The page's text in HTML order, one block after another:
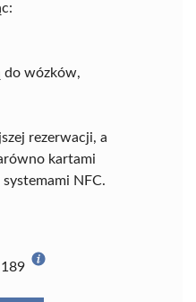
do wózków,
rezerwacji, a
kartami
NFC.
189